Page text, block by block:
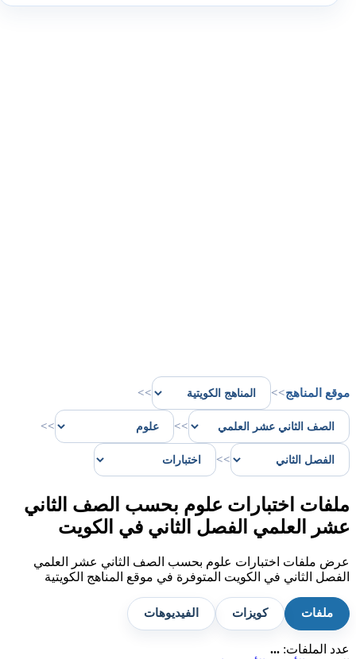
موقع المناهج>>
>>
>>
>>
>>
ملفات اختبارات علوم بحسب الصف الثاني
عشر العلمي الفصل الثاني في الكويت
عرض ملفات اختبارات علوم بحسب الصف الثاني عشر العلمي
الفصل الثاني في الكويت المتوفرة في موقع المناهج الكويتية
ملفات كويزات الفيديوهات
عدد الملفات: ...